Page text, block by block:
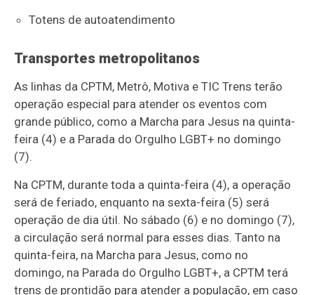
Totens de autoatendimento
Transportes metropolitanos
As linhas da CPTM, Metrô, Motiva e TIC Trens terão
operação especial para atender os eventos com
grande público, como a Marcha para Jesus na quinta-
feira (4) e a Parada do Orgulho LGBT+ no domingo
(7).
Na CPTM, durante toda a quinta-feira (4), a operação
será de feriado, enquanto na sexta-feira (5) será
operação de dia útil. No sábado (6) e no domingo (7),
a circulação será normal para esses dias. Tanto na
quinta-feira, na Marcha para Jesus, como no
domingo, na Parada do Orgulho LGBT+, a CPTM terá
trens de prontidão para atender a população, em caso